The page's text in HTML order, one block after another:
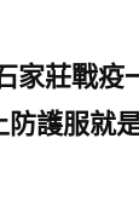
莊戰疫
護服就